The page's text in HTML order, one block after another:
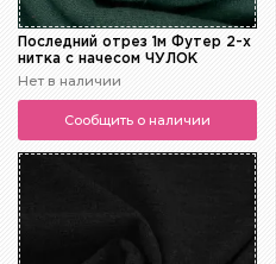
Последний отрез 1м Футер 2-х
нитка с начесом ЧУЛОК
Нет в наличии
Сообщить о наличии